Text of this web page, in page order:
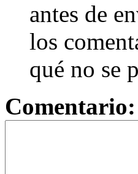
antes de
los
qué no se
Comentario: